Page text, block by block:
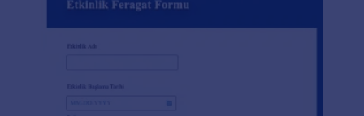
Kodlamaya gerektirmez!